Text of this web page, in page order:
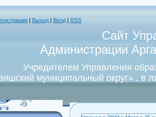
Выход Вход RSS
Сайт
Администрации
Учредителем Управления
муниципальный округ» , в